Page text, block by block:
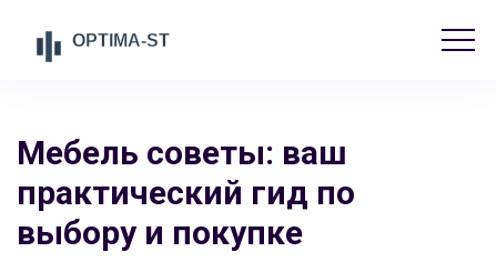
Мебель советы: ваш
практический гид по
выбору и покупке